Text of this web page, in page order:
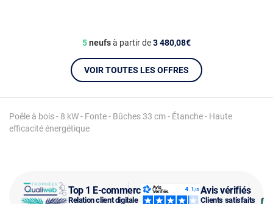
Top 1 E-commerce
Relation client digitale
Avis vérifiés
Clients satisfaits
Poêle à bois - 8 kW - Fonte - Bûches 33 cm - Étanche - Haute
efficacité énergétique
5neufsà partir de3 480,08€
VOIR TOUTES LES OFFRES